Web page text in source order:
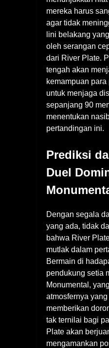
mereka harus
agar tidak
lini belakang
oleh serangan
dari River Plate.
tengah akan
kemampuan
untuk menjaga
sepanjang 90
menentukan
pertandingan ini.
Prediksi
Duel
Dengan segala
yang ada, tidak
bahwa River
mutlak dalam
Bermain di
pendukung setia
Monumental,
atmosfernya
memberikan
tak ternilai bagi
Plate akan
mengamankan